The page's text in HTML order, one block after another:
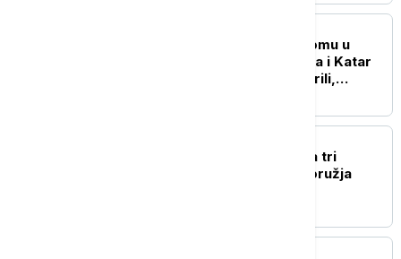
Umalo sudar na aerodromu u
Sidneju: Avioni Džetstara i Katar
ervejza zamalo se sudarili,
Takaiči: Japan podržava tri
principa nenuklearnog oružja